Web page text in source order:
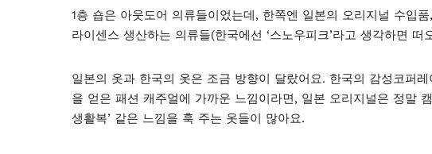
1층 숍은 아웃도어 의류들이었는데, 한쪽엔 일본의 오리지널 수입
라이센스 생산하는 의류들(한국에선 ‘스노우피크’라고 생각하면
일본의 옷과 한국의 옷은 조금 방향이 달랐어요. 한국의 감성코퍼
을 얻은 패션 캐주얼에 가까운 느낌이라면, 일본 오리지널은 정말
생활복’ 같은 느낌을 훅 주는 옷들이 많아요.